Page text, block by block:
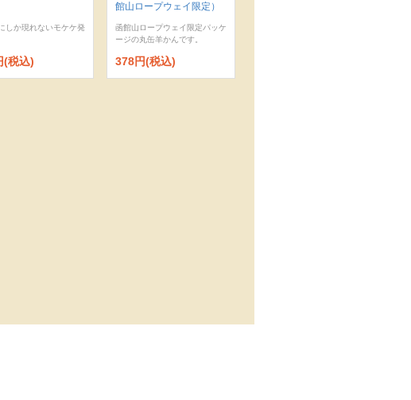
しか現れないモケケ発
(税込)
館山ロープウェイ限定）
函館山ロープウェイ限定パッケ
ージの丸缶羊かんです。
378円(税込)